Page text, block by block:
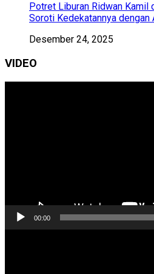
Potret Liburan Ridwan Kamil
Soroti Kedekatannya dengan
Desember 24, 2025
VIDEO
00:00